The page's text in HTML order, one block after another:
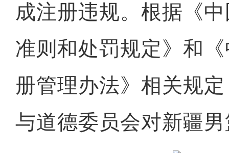
成注册违规。根据《
准则和处罚规定》和
册管理办法》相关规
与道德委员会对新疆